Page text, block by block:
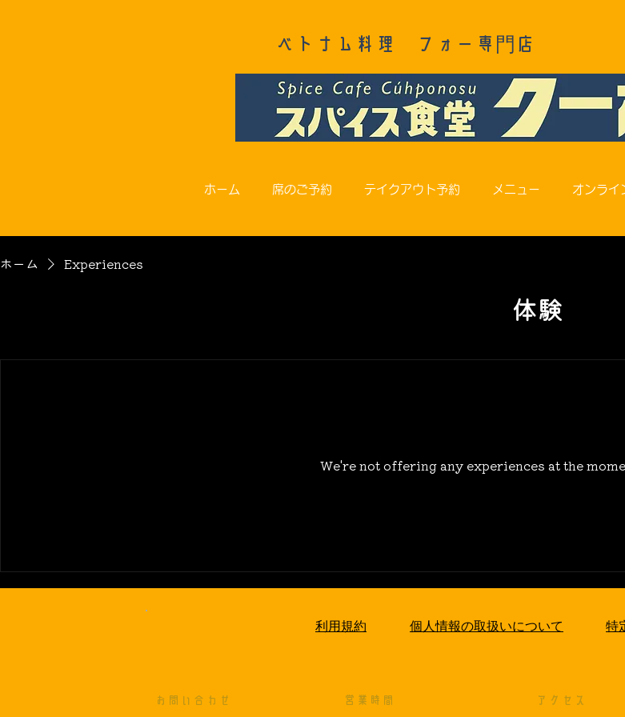
ベトナム料理 フォー専門店
ホーム 席のご予約 テイクアウト予約 メニュー オンライ
ホーム Experiences
体験
We're not offering any experiences at the
利用規約 個人情報の取扱いについて 特
お問い合わせ 営業時間 アクセス